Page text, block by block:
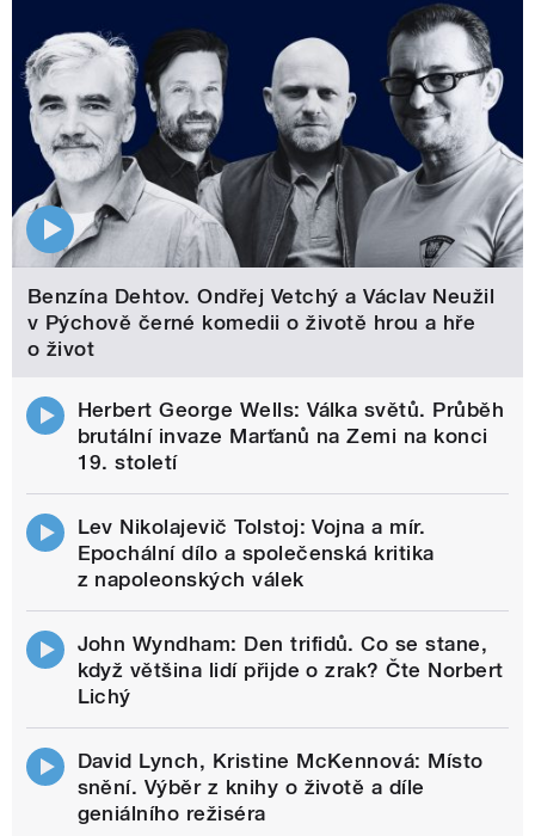
Benzína Dehtov. Ondřej Vetchý a Václav Neužil
v Pýchově černé komedii o životě hrou a hře
o život
Herbert George Wells: Válka světů. Průběh
brutální invaze Marťanů na Zemi na konci
19. století
Lev Nikolajevič Tolstoj: Vojna a mír.
Epochální dílo a společenská kritika
z napoleonských válek
John Wyndham: Den trifidů. Co se stane,
když většina lidí přijde o zrak? Čte Norbert
Lichý
David Lynch, Kristine McKennová: Místo
snění. Výběr z knihy o životě a díle
geniálního režiséra